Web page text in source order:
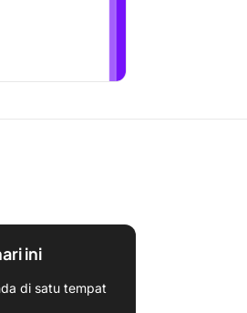
ini
di satu tempat